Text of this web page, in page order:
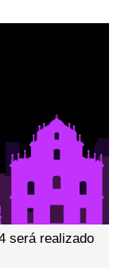
será realizado